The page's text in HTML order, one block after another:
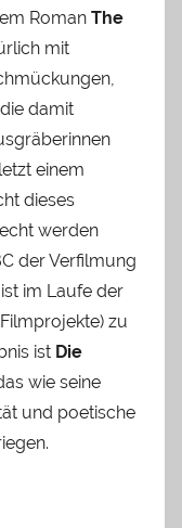
Roman The
mit
damit
einem
dieses
werden
der Verfilmung
im Laufe der
zu
ist Die
wie seine
und poetische